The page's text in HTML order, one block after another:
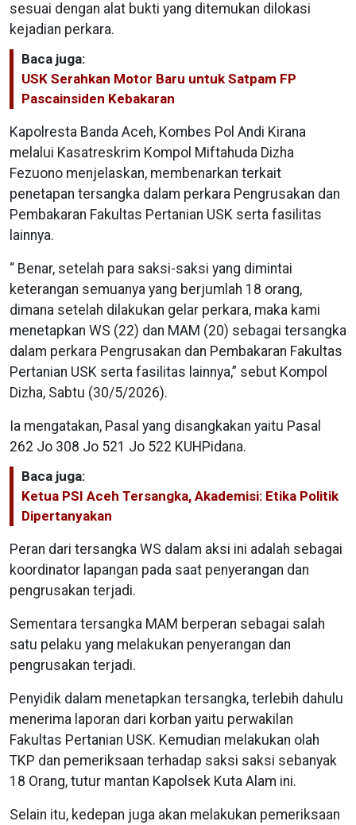
sesuai dengan alat bukti yang ditemukan dilokasi
kejadian perkara.
Baca juga:
USK Serahkan Motor Baru untuk Satpam FP
Pascainsiden Kebakaran
Kapolresta Banda Aceh, Kombes Pol Andi Kirana
melalui Kasatreskrim Kompol Miftahuda Dizha
Fezuono menjelaskan, membenarkan terkait
penetapan tersangka dalam perkara Pengrusakan dan
Pembakaran Fakultas Pertanian USK serta fasilitas
lainnya.
“ Benar, setelah para saksi-saksi yang dimintai
keterangan semuanya yang berjumlah 18 orang,
dimana setelah dilakukan gelar perkara, maka kami
menetapkan WS (22) dan MAM (20) sebagai tersangka
dalam perkara Pengrusakan dan Pembakaran Fakultas
Pertanian USK serta fasilitas lainnya,” sebut Kompol
Dizha, Sabtu (30/5/2026).
Ia mengatakan, Pasal yang disangkakan yaitu Pasal
262 Jo 308 Jo 521 Jo 522 KUHPidana.
Baca juga:
Ketua PSI Aceh Tersangka, Akademisi: Etika Politik
Dipertanyakan
Peran dari tersangka WS dalam aksi ini adalah sebagai
koordinator lapangan pada saat penyerangan dan
pengrusakan terjadi.
Sementara tersangka MAM berperan sebagai salah
satu pelaku yang melakukan penyerangan dan
pengrusakan terjadi.
Penyidik dalam menetapkan tersangka, terlebih dahulu
menerima laporan dari korban yaitu perwakilan
Fakultas Pertanian USK. Kemudian melakukan olah
TKP dan pemeriksaan terhadap saksi saksi sebanyak
18 Orang, tutur mantan Kapolsek Kuta Alam ini.
Selain itu, kedepan juga akan melakukan pemeriksaan